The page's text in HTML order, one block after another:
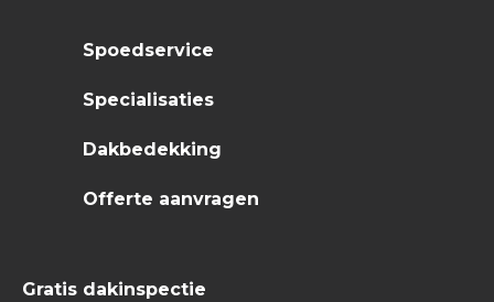
Spoedservice
Specialisaties
Dakbedekking
Offerte aanvragen
Gratis dakinspectie